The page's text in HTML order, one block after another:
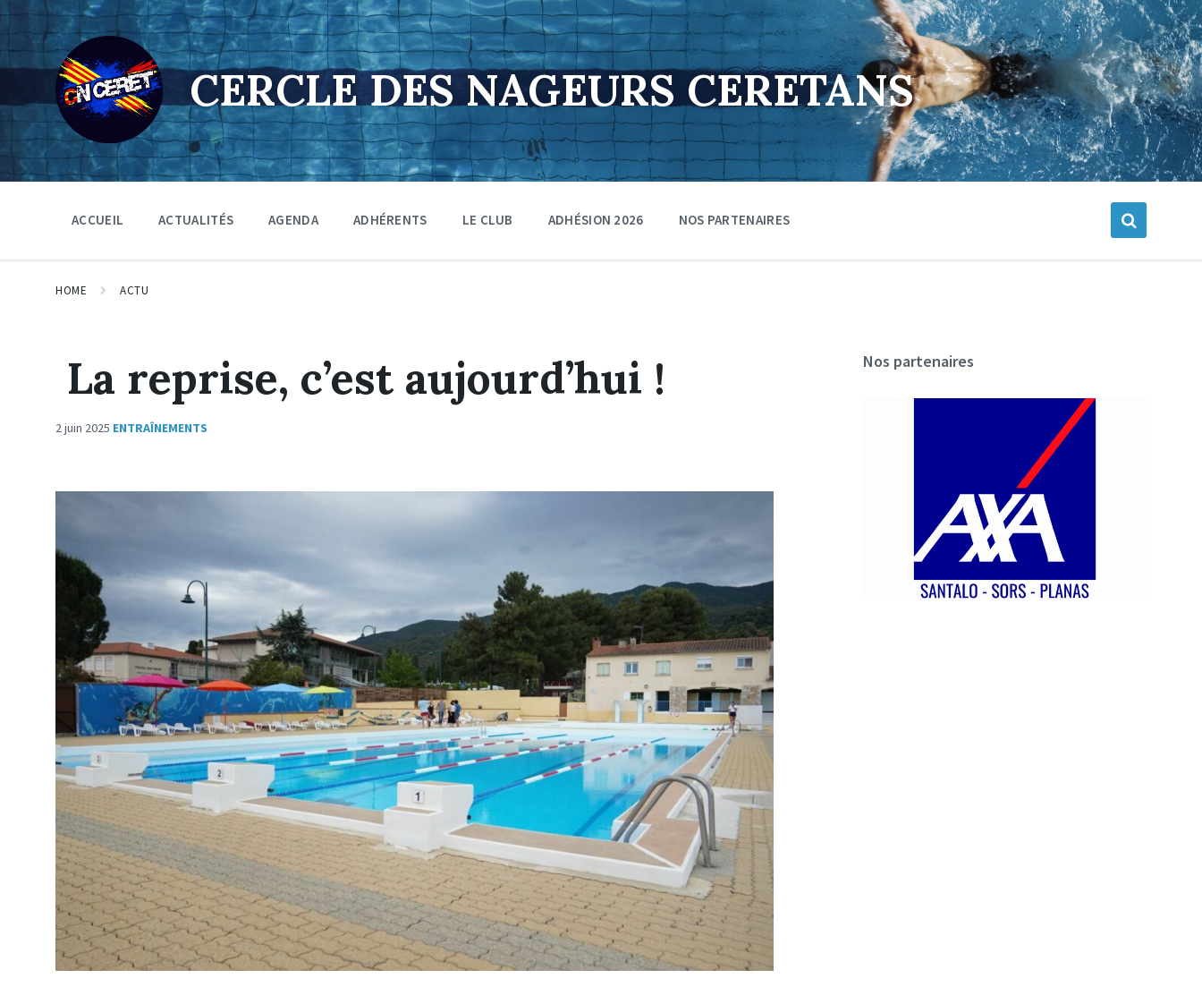
to
content
to
navigation
to
footer
CERCLE DES NAGEURS CERETANS
ACCUEIL ACTUALITÉS AGENDA ADHÉRENTS LE CLUB ADHÉSION 2026 NOS PARTENAIRES
HOME ACTU
La reprise, c’est aujourd’hui !
2 juin 2025 ENTRAÎNEMENTS
Nos partenaires